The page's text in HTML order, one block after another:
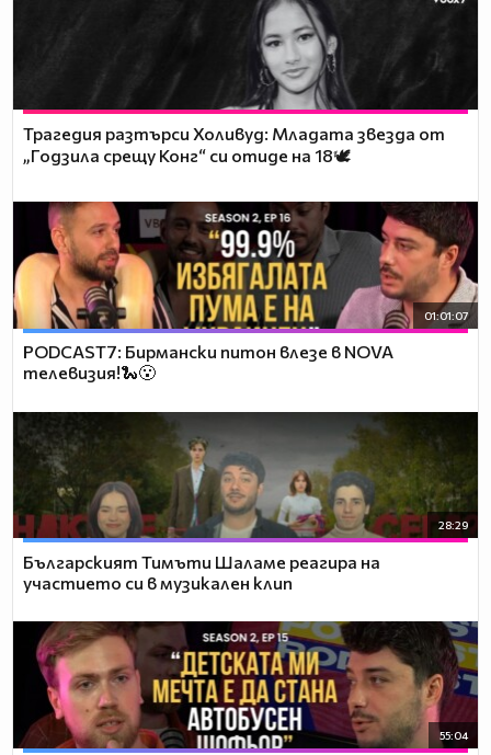
Трагедия разтърси Холивуд: Младата звезда от
„Годзила срещу Конг“ си отиде на 18🕊️
01:01:07
PODCAST7: Бирмански питон влезе в NOVA
телевизия!🐍😮
28:29
Българският Тимъти Шаламе реагира на
участието си в музикален клип
55:04